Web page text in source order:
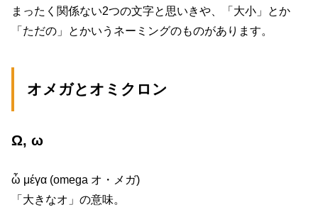
まったく関係ない2つの文字と思いきや、「大小」とか
「ただの」とかいうネーミングのものがあります。
オメガとオミクロン
Ω, ω
ὦ μέγα (omega オ・メガ)
「大きなオ」の意味。